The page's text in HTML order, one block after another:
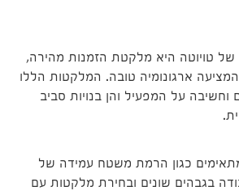
סדרת ה- BT Optio L של טויוטה היא מלקטת הזמנות מהירה,
המציעה ארגונומיה טובה. המלקטות הללו
וחשיבה על המפעיל והן בנויות סביב
מתאימים כגון הרמת משטח עמידה של
בגבהים שונים ובחירת מלקטות עם